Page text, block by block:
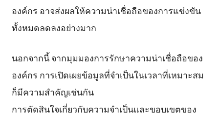
องค์กร อาจส่งผลให้ความน่าเชื่อถือของการแข่งขัน
ทั้งหมดลดลงอย่างมาก
นอกจากนี้ จากมุมมองการรักษาความน่าเชื่อถือของ
องค์กร การเปิดเผยข้อมูลที่จำเป็นในเวลาที่เหมาะสม
ก็มีความสำคัญเช่นกัน
การตัดสินใจเกี่ยวกับความจำเป็นและขอบเขตของ